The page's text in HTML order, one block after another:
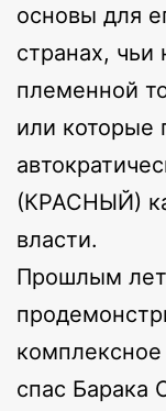
основы для
странах,
племенной
или которые
(КРАСНЫЙ)
власти.
Прошлым
спас Барака